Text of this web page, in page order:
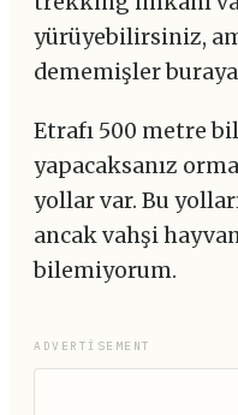
yürüyebilirsiniz,
dememişler
Etrafı 500 metre
yapacaksanız
yollar var. Bu
ancak vahşi
bilemiyorum.
ADVERTISEMENT